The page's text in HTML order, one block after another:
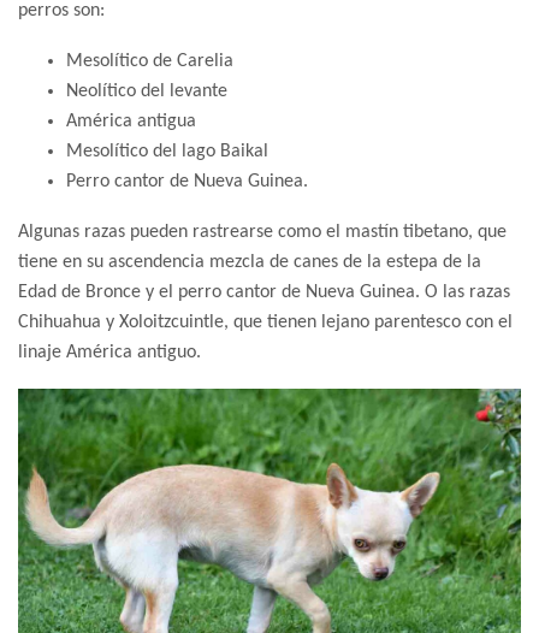
perros son:
Mesolítico de Carelia
Neolítico del levante
América antigua
Mesolítico del lago Baikal
Perro cantor de Nueva Guinea.
Algunas razas pueden rastrearse como el mastín tibetano, que
tiene en su ascendencia mezcla de canes de la estepa de la
Edad de Bronce y el perro cantor de Nueva Guinea. O las razas
Chihuahua y Xoloitzcuintle, que tienen lejano parentesco con el
linaje América antiguo.